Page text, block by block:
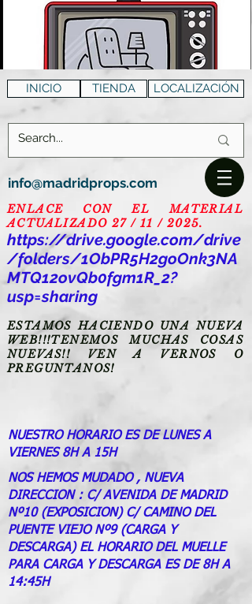
INICIO TIENDA LOCALIZACIÓN
info@madridprops.com
ENLACE CON EL MATERIAL
ACTUALIZADO 27 / 11 / 2025.
https://drive.google.com/drive
/folders/1ObPR5H2goOnk3NA
MTQ12ovQb0fgm1R_2?
usp=sharing
ESTAMOS HACIENDO UNA NUEVA
WEB!!!TENEMOS MUCHAS COSAS
NUEVAS!! VEN A VERNOS O
PREGUNTANOS!
NUESTRO HORARIO ES DE LUNES A
VIERNES 8H A 15H
NOS HEMOS MUDADO , NUEVA
DIRECCION : C/ AVENIDA DE MADRID
Nº10 (EXPOSICION) C/ CAMINO DEL
PUENTE VIEJO Nº9 (CARGA Y
DESCARGA) EL HORARIO DEL MUELLE
PARA CARGA Y DESCARGA ES DE 8H A
14:45H